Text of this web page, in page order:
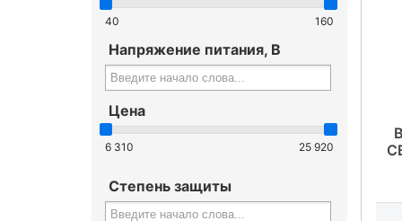
40 160
Напряжение питания, В
Цена
6 310 25 920
Степень защиты